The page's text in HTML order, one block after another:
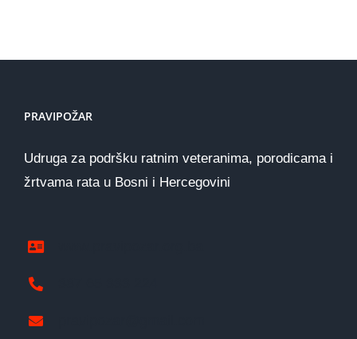
PRAVIPOŽAR
Udruga za podršku ratnim veteranima, porodicama i
žrtvama rata u Bosni i Hercegovini